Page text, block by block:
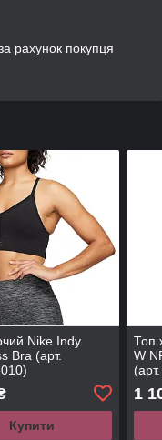
рахунок покупця
Nike Indy
Bra (арт.
Купити
Топ
W
1